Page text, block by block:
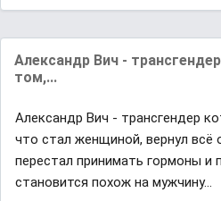
Александр Вич -
том,...
Александр Вич - трансгендер
что стал женщиной, вернул всё
перестал принимать гормоны и
становится похож на мужчину...